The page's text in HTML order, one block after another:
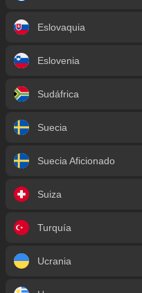
Eslovaquia
Eslovenia
Sudáfrica
Suecia
Suecia Aficionado
Suiza
Turquía
Ucrania